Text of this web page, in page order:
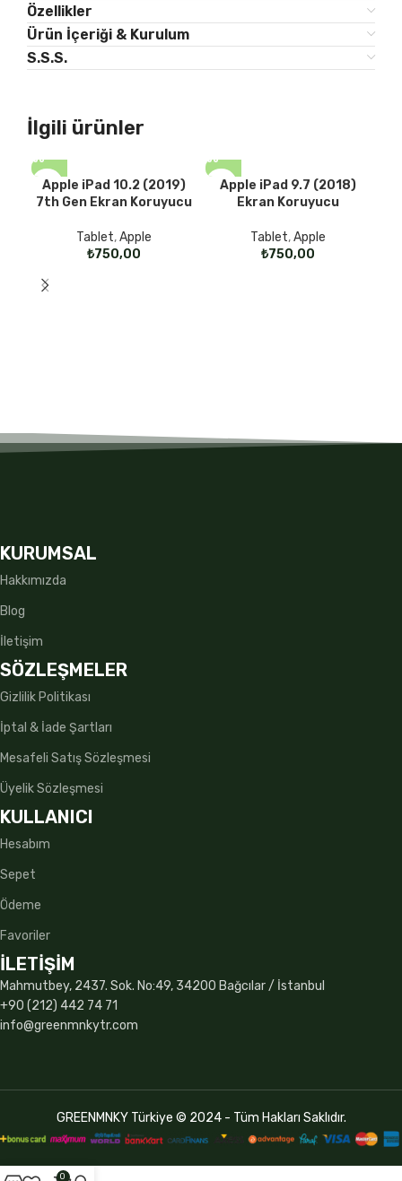
Özellikler
Ürün İçeriği & Kurulum
S.S.S.
İlgili ürünler
Apple iPad 10.2 (2019)
7th Gen Ekran Koruyucu
Tablet,Apple
₺
Apple iPad 9.7 (2018)
Ekran Koruyucu
Tablet,Apple
₺
KURUMSAL
Hakkımızda
Blog
İletişim
SÖZLEŞMELER
Gizlilik Politikası
İptal & İade Şartları
Mesafeli Satış Sözleşmesi
Üyelik Sözleşmesi
KULLANICI
Hesabım
Sepet
Ödeme
Favoriler
İLETİŞİM
Mahmutbey, 2437. Sok. No:49, 34200 Bağcılar / İstanbul
+90 (212) 442 74 71
info@greenmnkytr.com
GREENMNKY Türkiye © 2024 - Tüm Hakları Saklıdır.
0